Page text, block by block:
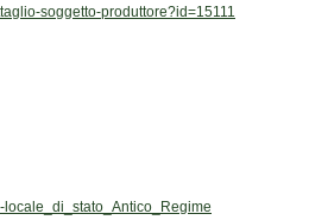
soggetto-produttore?id=15111